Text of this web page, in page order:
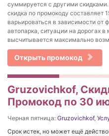
суммируется с другими
скидка по промокоду составляет
варьироваться в зависимости от
автопарка, ситуации на дорогах
высчитывается максимально
Открыть промокод
Gruzovichkof,
Промокод по 30
Черная пятница: Gruzovichkof,
Срок истек, но может ещё